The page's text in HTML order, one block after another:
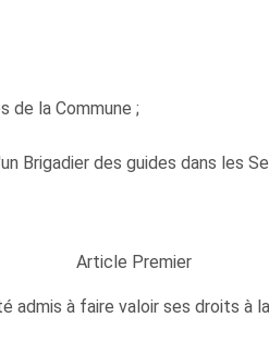
de la Commune ;
Brigadier des guides dans les
Article Premier
admis à faire valoir ses droits